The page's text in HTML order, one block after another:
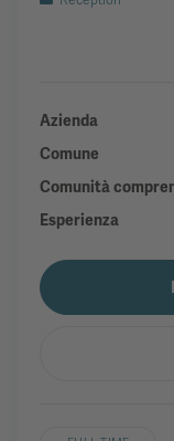
Azienda
Comune
Comunità
Esperienza